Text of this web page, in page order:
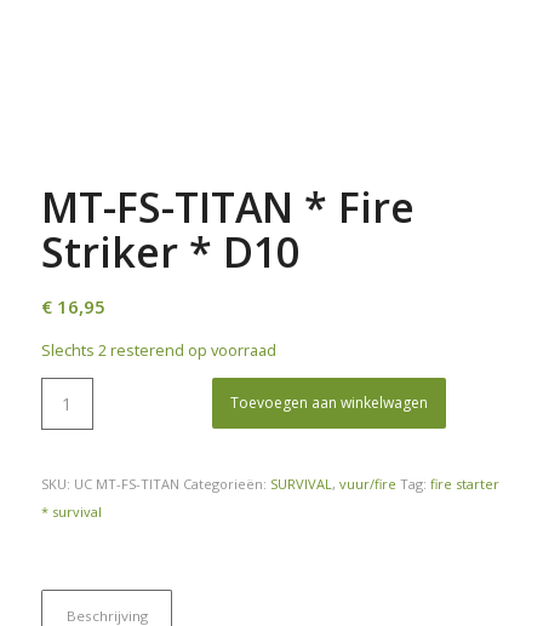
MT-FS-TITAN * Fire
Striker * D10
€16,95
Slechts 2 resterend op voorraad
Toevoegen aan winkelwagen
SKU: UC MT-FS-TITAN Categorieën: SURVIVAL , vuur/fire Tag: fire starter
* survival
Beschrijving